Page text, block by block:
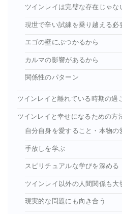
ツインレイは完璧な存在じゃ
現世で辛い試練を乗り越える必
エゴの壁にぶつかるから
カルマの影響があるから
関係性のパターン
ツインレイと離れている時期の過
ツインレイと幸せになるための方
自分自身を愛すること・本物
手放しを学ぶ
スピリチュアルな学びを深める
ツインレイ以外の人間関係も大
現実的な問題にも向き合う